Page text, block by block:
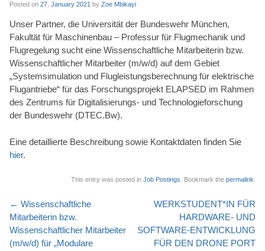
Posted on 27. January 2021 by Zoe Mbikayi
Unser Partner, die Universität der Bundeswehr München,
Fakultät für Maschinenbau – Professur für Flugmechanik und
Flugregelung sucht eine Wissenschaftliche Mitarbeiterin bzw.
Wissenschaftlicher Mitarbeiter (m/w/d) auf dem Gebiet
„Systemsimulation und Flugleistungsberechnung für elektrische
Flugantriebe“ für das Forschungsprojekt ELAPSED im Rahmen
des Zentrums für Digitalisierungs- und Technologieforschung
der Bundeswehr (DTEC.Bw).
Eine detaillierte Beschreibung sowie Kontaktdaten finden Sie
hier.
This entry was posted in Job Postings . Bookmark the permalink
Post
navigation
← Wissenschaftliche
Mitarbeiterin bzw.
Wissenschaftlicher Mitarbeiter
(m/w/d) für „Modulare
WERKSTUDENT*IN FÜR
HARDWARE- UND
SOFTWARE-ENTWICKLUNG
FÜR DEN DRONE PORT